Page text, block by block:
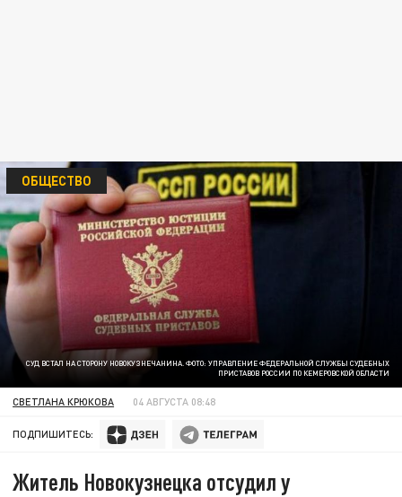
СУД ВСТАЛ НА СТОРОНУ НОВОКУЗНЕЧАНИНА. ФОТО: УПРАВЛЕНИЕ ФЕДЕРАЛЬНОЙ СЛУЖБЫ СУДЕБНЫХ
ПРИСТАВОВ РОССИИ ПО КЕМЕРОВСКОЙ ОБЛАСТИ
ОБЩЕСТВО
СВЕТЛАНА КРЮКОВА 04 АВГУСТА 08:48
ПОДПИШИТЕСЬ:
Житель Новокузнецка отсудил у